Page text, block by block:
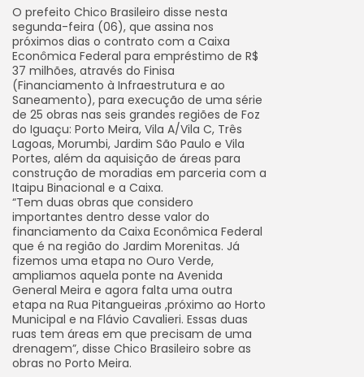
O prefeito Chico Brasileiro disse nesta
segunda-feira (06), que assina nos
próximos dias o contrato com a Caixa
Econômica Federal para empréstimo de R$
37 milhões, através do Finisa
(Financiamento à Infraestrutura e ao
Saneamento), para execução de uma série
de 25 obras nas seis grandes regiões de Foz
do Iguaçu: Porto Meira, Vila A/Vila C, Três
Lagoas, Morumbi, Jardim São Paulo e Vila
Portes, além da aquisição de áreas para
construção de moradias em parceria com a
Itaipu Binacional e a Caixa.
“Tem duas obras que considero
importantes dentro desse valor do
financiamento da Caixa Econômica Federal
que é na região do Jardim Morenitas. Já
fizemos uma etapa no Ouro Verde,
ampliamos aquela ponte na Avenida
General Meira e agora falta uma outra
etapa na Rua Pitangueiras ,próximo ao Horto
Municipal e na Flávio Cavalieri. Essas duas
ruas tem áreas em que precisam de uma
drenagem”, disse Chico Brasileiro sobre as
obras no Porto Meira.